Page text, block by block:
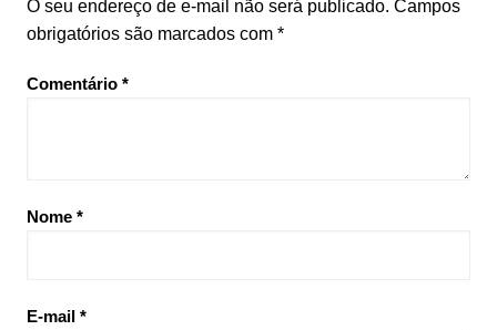
O seu endereço de e-mail não será publicado. Campos
obrigatórios são marcados com *
Comentário *
Nome *
E-mail *